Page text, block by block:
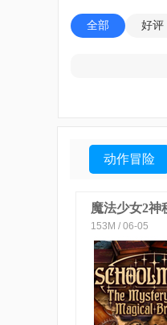
全部 好评
动作冒险
魔法少女2神
载
153M / 06-05